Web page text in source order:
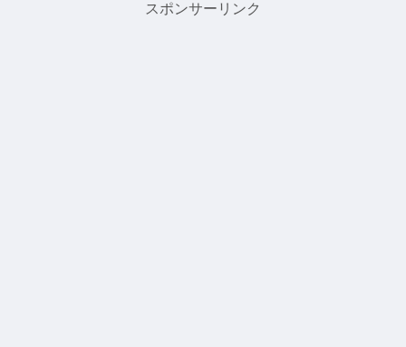
スポンサーリンク